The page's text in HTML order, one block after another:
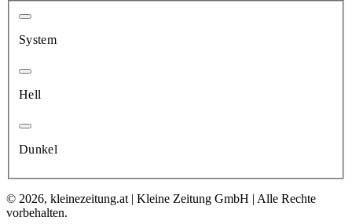
System
Hell
Dunkel
© 2026, kleinezeitung.at | Kleine Zeitung GmbH | Alle Rechte
vorbehalten.